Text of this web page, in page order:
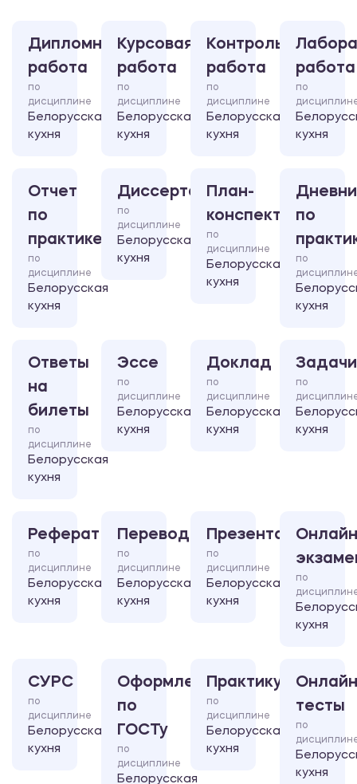
Дипломная
работа
по
дисциплине
Белорусская
кухня
Курсовая
работа
по
дисциплине
Белорусская
кухня
Контрольная
работа
по
дисциплине
Белорусская
кухня
работа
по
кухня
Отчет
по
практике
по
дисциплине
Белорусская
кухня
Диссертация
по
дисциплине
Белорусская
кухня
План-
конспект
по
дисциплине
Белорусская
кухня
по
по
кухня
Ответы
на
билеты
по
дисциплине
Белорусская
кухня
Эссе
по
дисциплине
Белорусская
кухня
Доклад
по
дисциплине
Белорусская
кухня
Задачи
по
кухня
Реферат
по
дисциплине
Белорусская
кухня
Перевод
по
дисциплине
Белорусская
кухня
Презентация
по
дисциплине
Белорусская
кухня
по
кухня
СУРС
по
дисциплине
Белорусская
кухня
Оформление
по
ГОСТу
по
дисциплине
Белорусская
Практикум
по
дисциплине
Белорусская
кухня
тесты
по
кухня